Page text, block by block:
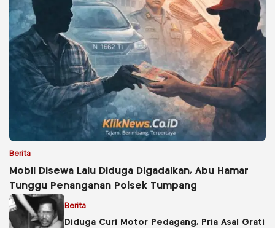
Berita
Mobil Disewa Lalu Diduga Digadaikan, Abu Hamar
Tunggu Penanganan Polsek Tumpang
Berita
Diduga Curi Motor Pedagang, Pria Asal Grati